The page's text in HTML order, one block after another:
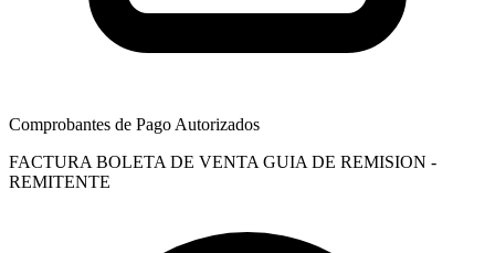
Comprobantes de Pago Autorizados
FACTURA BOLETA DE VENTA GUIA DE REMISION -
REMITENTE